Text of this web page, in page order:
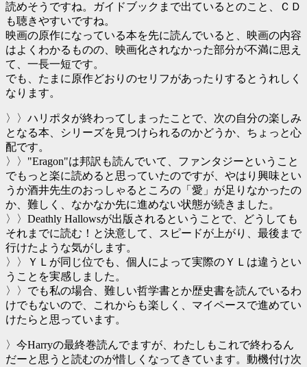
読めそうですね。ガイドブックまで出ているとのこと、ＣＤ
も聴きやすいですね。
映画の原作になっている本を先に読んでいると、映画の内容
はよくわかるものの、映画化されなかった部分が不満に思え
て、一長一短です。
でも、たまに原作どおりのセリフがあったりするとうれしく
なります。
〉〉ハリポタが終わってしまったことで、次の自分の楽しみ
となる本、シリーズを見つけられるのかどうか、ちょっと心
配です。
〉〉"Eragon"は邦訳も読んでいて、ファンタジーということ
でもっと楽に読めると思っていたのですが、やはり興味とい
うか酒井先生のおっしゃるところの「愛」が足りなかったの
か、難しく、なかなか先に進めない状態が続きました。
〉〉Deathly Hallowsが出版されるということで、どうしても
それまでに読む！と決意して、スピードが上がり、最後まで
行けたような気がします。
〉〉ＹＬが同じ位でも、個人によって実際のＹＬは違うとい
うことを実感しました。
〉〉でも私の場合、難しい哲学書とか歴史書を読んでいるわ
けでもないので、これからも楽しく、マイペースで進めてい
けたらと思っています。
〉今Harryの最終巻読んでますが、わたしもこれで終わるん
だーと思うと読むのが惜しくなってきています。動機付け次